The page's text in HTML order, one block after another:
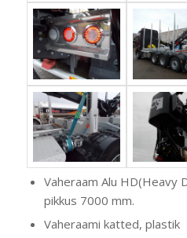
Vaheraam Alu HD(Heavy
pikkus 7000 mm.
Vaheraami katted, plastik